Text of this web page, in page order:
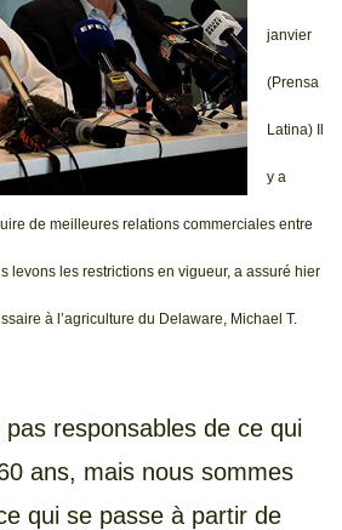
janvier
(Prensa
Latina) Il
y a
de meilleures relations commerciales entre
levons les restrictions en vigueur, a assuré hier
à l’agriculture du Delaware, Michael T.
responsables de ce qui
ans, mais nous sommes
qui se passe à partir de